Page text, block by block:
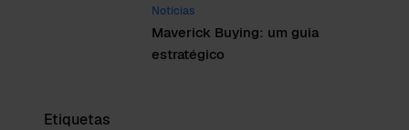
Notícias
Maverick Buying: um guia
estratégico
Etiquetas